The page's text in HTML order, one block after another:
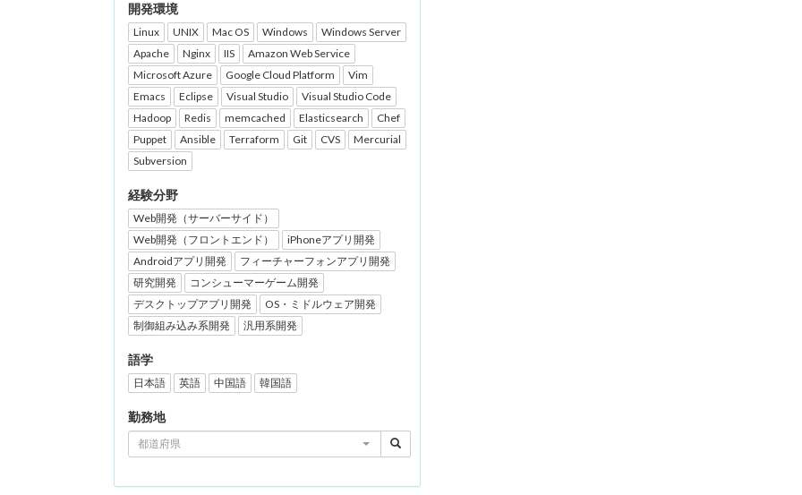
開発環境
Linux UNIX Mac OS Windows
Windows Server
Apache
Nginx IIS
Amazon Web Service
Microsoft Azure
Google Cloud Platform
Vim
Emacs
Eclipse Visual Studio
Visual Studio Code
Hadoop
Redis memcached Elasticsearch
Chef
Puppet
Ansible Terraform Git CVS
Mercurial
Subversion
経験分野
Web開発（サーバーサイド）
Web開発（フロントエンド）
iPhoneアプリ開発
Androidアプリ開発
フィーチャーフォンアプリ開発
研究開発
コンシューマーゲーム開発
デスクトップアプリ開発
OS・ミドルウェア開発
制御組み込み系開発
汎用系開発
語学
日本語 英語 中国語 韓国語
勤務地
都道府県